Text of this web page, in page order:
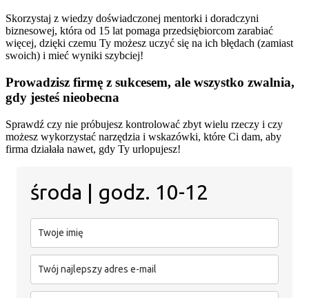
Skorzystaj z wiedzy doświadczonej mentorki i doradczyni
biznesowej, która od 15 lat pomaga przedsiębiorcom zarabiać
więcej, dzięki czemu Ty możesz uczyć się na ich błędach (zamiast
swoich) i mieć wyniki szybciej!
Prowadzisz firmę z sukcesem, ale wszystko zwalnia,
gdy jesteś nieobecna
Sprawdź czy nie próbujesz kontrolować zbyt wielu rzeczy i czy
możesz wykorzystać narzędzia i wskazówki, które Ci dam, aby
firma działała nawet, gdy Ty urlopujesz!
środa | godz. 10-12